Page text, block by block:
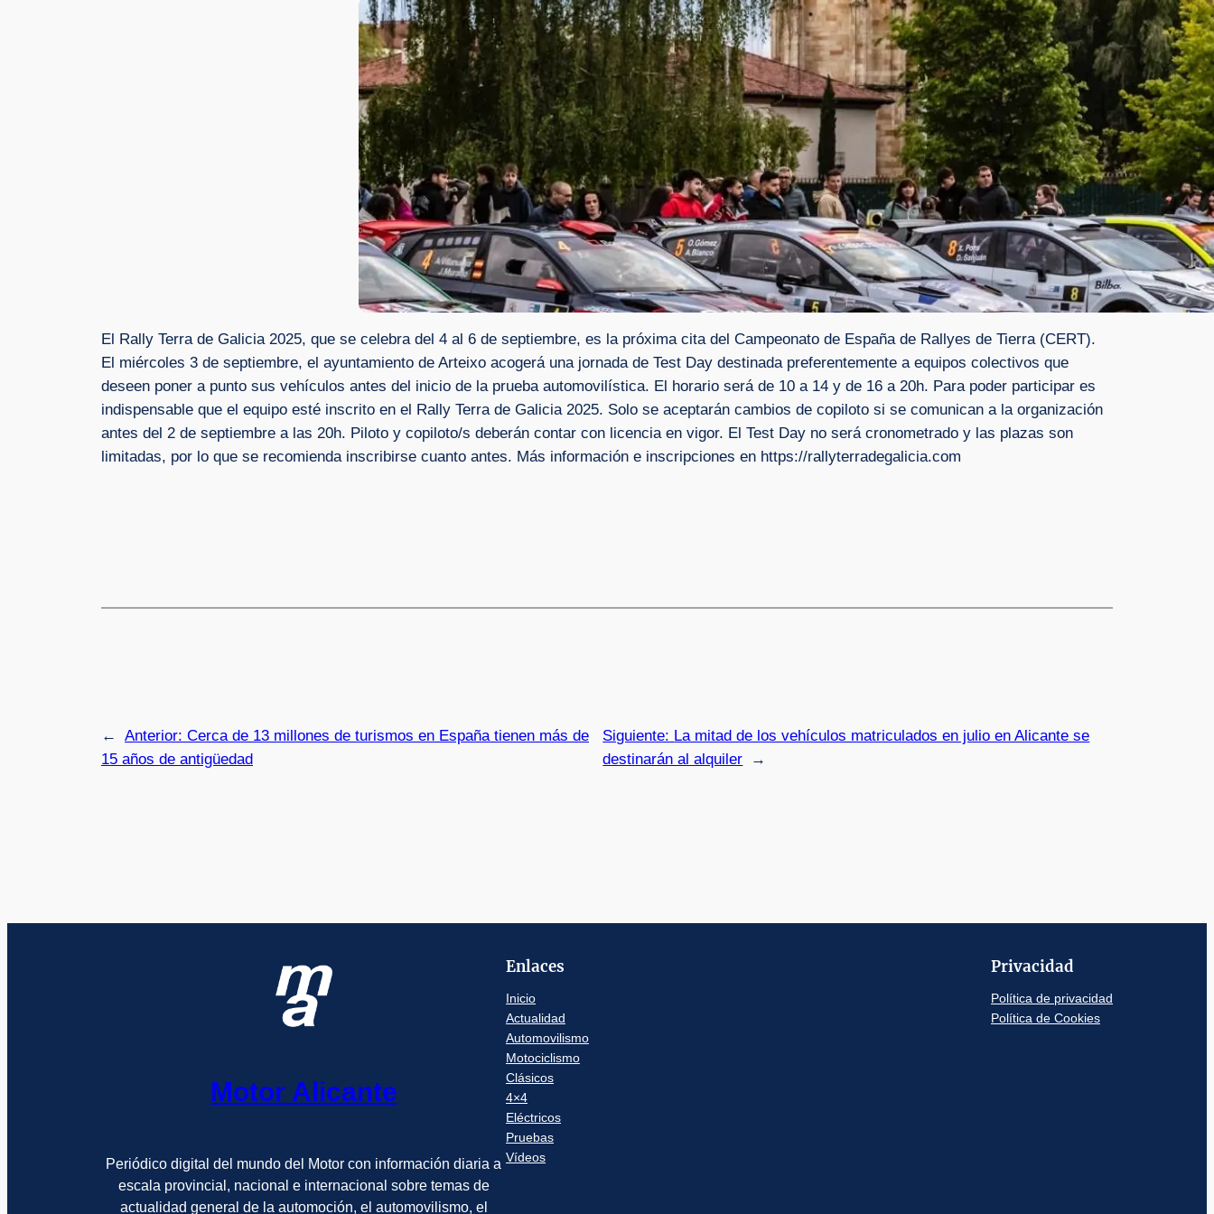
El Rally Terra de Galicia 2025, que se celebra del 4 al 6 de septiembre, es la próxima cita del Campeonato de España de Rallyes de Tierra (CERT).
El miércoles 3 de septiembre, el ayuntamiento de Arteixo acogerá una jornada de Test Day destinada preferentemente a equipos colectivos que
deseen poner a punto sus vehículos antes del inicio de la prueba automovilística. El horario será de 10 a 14 y de 16 a 20h. Para poder participar es
indispensable que el equipo esté inscrito en el Rally Terra de Galicia 2025. Solo se aceptarán cambios de copiloto si se comunican a la organización
antes del 2 de septiembre a las 20h. Piloto y copiloto/s deberán contar con licencia en vigor. El Test Day no será cronometrado y las plazas son
limitadas, por lo que se recomienda inscribirse cuanto antes. Más información e inscripciones en https://rallyterradegalicia.com
← Anterior: Cerca de 13 millones de turismos en España tienen más de
15 años de antigüedad
Siguiente: La mitad de los vehículos matriculados en julio en Alicante se
destinarán al alquiler
→
Motor Alicante
Periódico digital del mundo del Motor con información diaria a
escala provincial, nacional e internacional sobre temas de
actualidad general de la automoción, el automovilismo, el
Enlaces
Inicio
Actualidad
Automovilismo
Motociclismo
Clásicos
4×4
Eléctricos
Pruebas
Vídeos
Privacidad
Política de privacidad
Política de Cookies